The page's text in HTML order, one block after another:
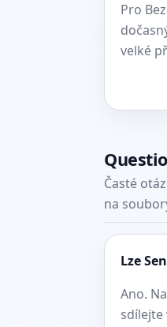
Pro
velké
Časté
na
Lze
Ano.
sdílejte